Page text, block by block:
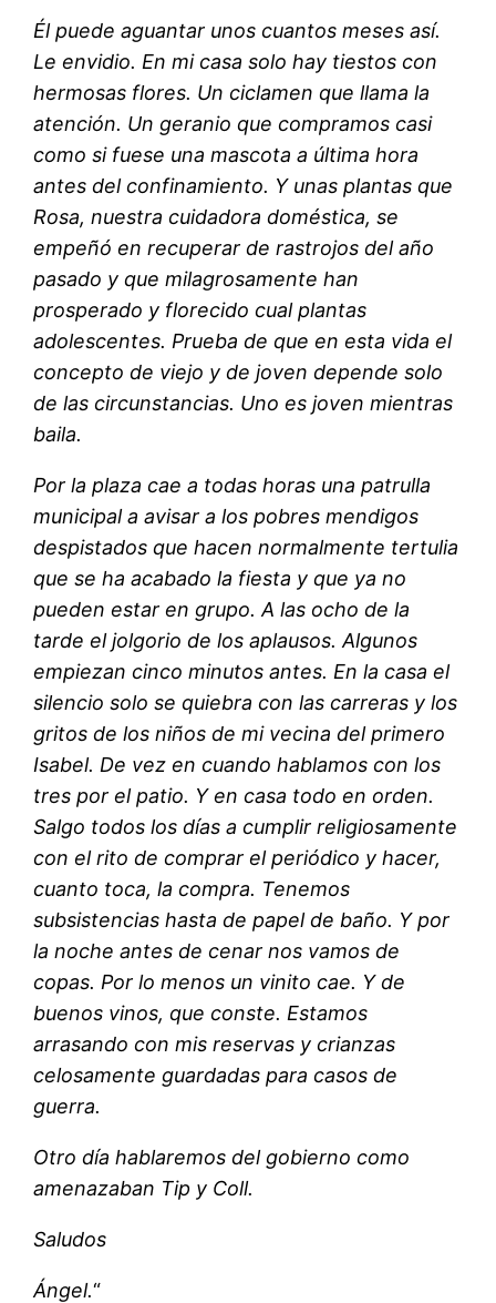
Él puede aguantar unos cuantos meses así.
Le envidio. En mi casa solo hay tiestos con
hermosas flores. Un ciclamen que llama la
atención. Un geranio que compramos casi
como si fuese una mascota a última hora
antes del confinamiento. Y unas plantas que
Rosa, nuestra cuidadora doméstica, se
empeñó en recuperar de rastrojos del año
pasado y que milagrosamente han
prosperado y florecido cual plantas
adolescentes. Prueba de que en esta vida el
concepto de viejo y de joven depende solo
de las circunstancias. Uno es joven mientras
baila.
Por la plaza cae a todas horas una patrulla
municipal a avisar a los pobres mendigos
despistados que hacen normalmente tertulia
que se ha acabado la fiesta y que ya no
pueden estar en grupo. A las ocho de la
tarde el jolgorio de los aplausos. Algunos
empiezan cinco minutos antes. En la casa el
silencio solo se quiebra con las carreras y los
gritos de los niños de mi vecina del primero
Isabel. De vez en cuando hablamos con los
tres por el patio. Y en casa todo en orden.
Salgo todos los días a cumplir religiosamente
con el rito de comprar el periódico y hacer,
cuanto toca, la compra. Tenemos
subsistencias hasta de papel de baño. Y por
la noche antes de cenar nos vamos de
copas. Por lo menos un vinito cae. Y de
buenos vinos, que conste. Estamos
arrasando con mis reservas y crianzas
celosamente guardadas para casos de
guerra.
Otro día hablaremos del gobierno como
amenazaban Tip y Coll.
Saludos
Ángel.“